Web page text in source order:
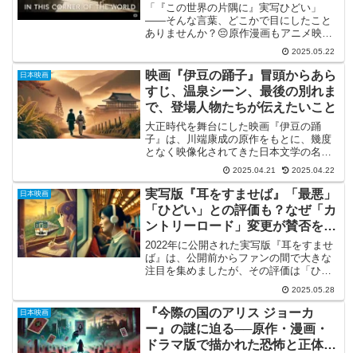
「『この世界の片隅に』実写ひどい」
――そんな言葉、どこかで目にしたこと
ありませんか？😔原作漫画もアニメ映画
も、たくさんの人の心に深く残る名作だ
からこそ、その実写化には大きな期待が
寄せられますよね。でも期待が大きい
分、ほんの少しの違和感が「ひ...
2025.05.22
日本映画
映画『伊豆の踊子』冒頭からあら
すじ、温泉シーン、最後の別れま
で、登場人物たちが伝えたいこと
大正時代を舞台にした映画『伊豆の踊
子』は、川端康成の原作をもとに、幾度
となく映像化されてきた日本文学の名作
です。その冒頭から静かに始まる一人
旅、そして旅芸人の踊子との出会いは、
多くの人の心をとらえて離しません。作
品全体を通じて描かれるのは、...
2025.04.21 2025.04.22
日本映画
実写版『耳をすませば』「最悪」
「ひどい」との評価も？なぜ「カ
ントリーロード」変更が賛否を分
けたのか
2022年に公開された実写版『耳をすませ
ば』は、公開前からファンの間で大きな
注目を集めましたが、その評価は「ひど
い」「最悪」といった厳しい声も聞か
れ、賛否が大きく分かれています。特
に、スタジオジブリ版アニメで多くの人
に愛された「カントリーロ...
2025.05.28
日本映画
『今際の国のアリス ジョーカ
ー』の謎に迫る──原作・漫画・
ドラマ版で描かれた恐怖と正体と